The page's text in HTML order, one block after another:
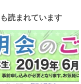
読まれています